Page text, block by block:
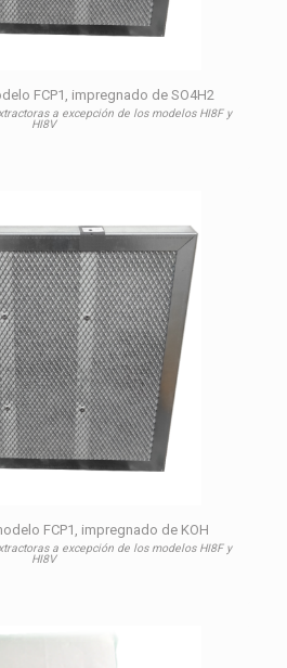
FCP1, impregnado de SO4H2
a excepción de los modelos HI8F y
HI8V
FCP1, impregnado de KOH
a excepción de los modelos HI8F y
HI8V